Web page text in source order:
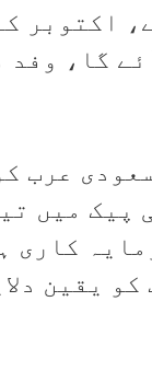
اکتوبر
گا، وفد
عرب
پیک میں
کاری
یقین